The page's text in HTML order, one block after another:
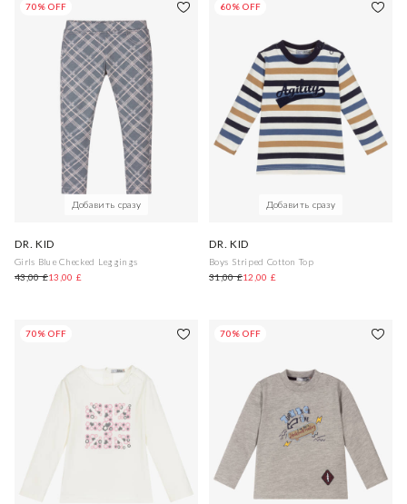
70% OFF
Добавить сразу
DR. KID
Girls Blue Checked Leggings
43,00 £13,00 £
60% OFF
Добавить сразу
DR. KID
Boys Striped Cotton Top
31,00 £12,00 £
70% OFF 70% OFF